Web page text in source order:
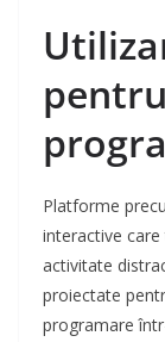
Platforme
interactive
activitate
proiectate
programare